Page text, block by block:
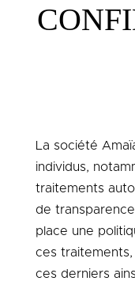
La société
individus,
traitements
de
place une
ces
ces derniers